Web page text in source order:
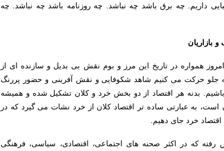
داریم چه برق باشد چه نباشد چه روزنامه باشد چه نباشد
چه
و بازاریان
امروز همواره در تاریخ این مرز و بوم نقش بی بدیل و سازنده ای از
جلو حرکت می کنیم شاهد شکوفایی و نقش آفرینی و حضور
پررنگ
باشیم بدنه هر اقتصاد از دو بخش خرد و کلان تشکیل شده و همیشه
است، به عبارتی ساده تر اقتصاد کلان از خرد نشات می گیرد که در
اقتصاد خرد جای دهیم
رفته که در اکثر صحنه های اجتماعی، اقتصادی، سیاسی، فرهنگی